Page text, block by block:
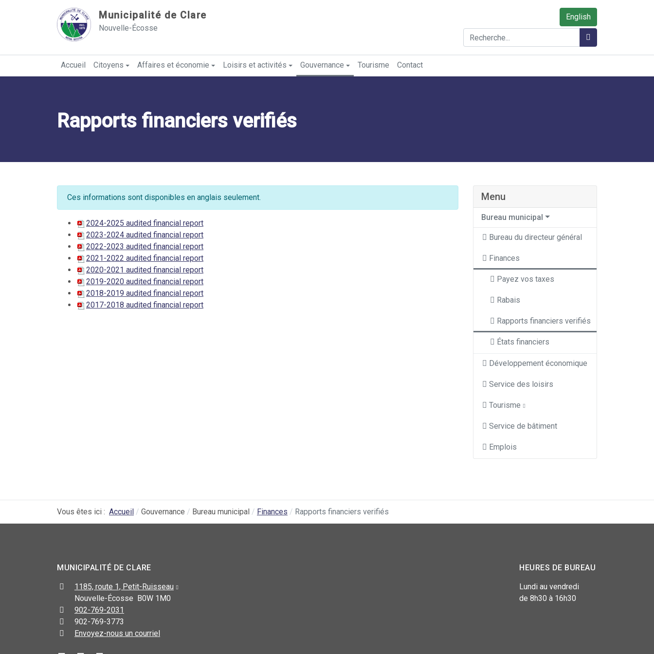
Municipalité de Clare
Nouvelle-Écosse
English
Rechercher
Accueil Citoyens Affaires et économie Loisirs et activités Gouvernance Tourisme Contact
Rapports financiers verifiés
Ces informations sont disponibles en anglais seulement.
2024-2025 audited financial report
2023-2024 audited financial report
2022-2023 audited financial report
2021-2022 audited financial report
2020-2021 audited financial report
2019-2020 audited financial report
2018-2019 audited financial report
2017-2018 audited financial report
Menu
Bureau municipal
Bureau du directeur général
Finances
Payez vos taxes
Rabais
Rapports financiers verifiés
États financiers
Développement économique
Service des loisirs
Tourisme
Service de bâtiment
Emplois
Vous êtes ici : Accueil Gouvernance Bureau municipal Finances Rapports financiers verifiés
MUNICIPALITÉ DE CLARE
1185, route 1, Petit-Ruisseau
Nouvelle-Écosse B0W 1M0
902-769-2031
902-769-3773
Envoyez-nous un courriel
HEURES DE BUREAU
Lundi au vendredi
de 8h30 à 16h30